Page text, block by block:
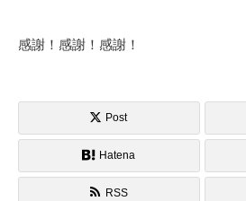
感謝！感謝！感謝！
Post
Hatena
RSS